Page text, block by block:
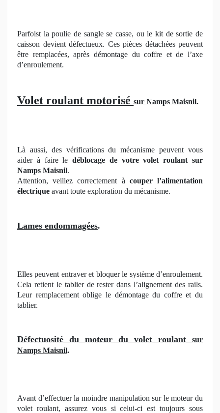
Parfoist la poulie de sangle se casse, ou le kit de sortie de
caisson devient défectueux. Ces pièces détachées peuvent
être remplacées, après démontage du coffre et de l’axe
d’enroulement.
Volet roulant motorisé sur Namps Maisnil.
Là aussi, des vérifications du mécanisme peuvent vous
aider à faire ledéblocage de votre volet roulant sur
Namps Maisnil.
Attention, veillez correctement à couper l’alimentation
électrique avant toute exploration du mécanisme.
Lames endommagées.
Elles peuvent entraver et bloquer le système d’enroulement.
Cela retient le tablier de rester dans l’alignement des rails.
Leur remplacement oblige le démontage du coffre et du
tablier.
Défectuosité du moteur du volet roulant sur
Namps Maisnil.
Avant d’effectuer la moindre manipulation sur le moteur du
volet roulant, assurez vous si celui-ci est toujours sous